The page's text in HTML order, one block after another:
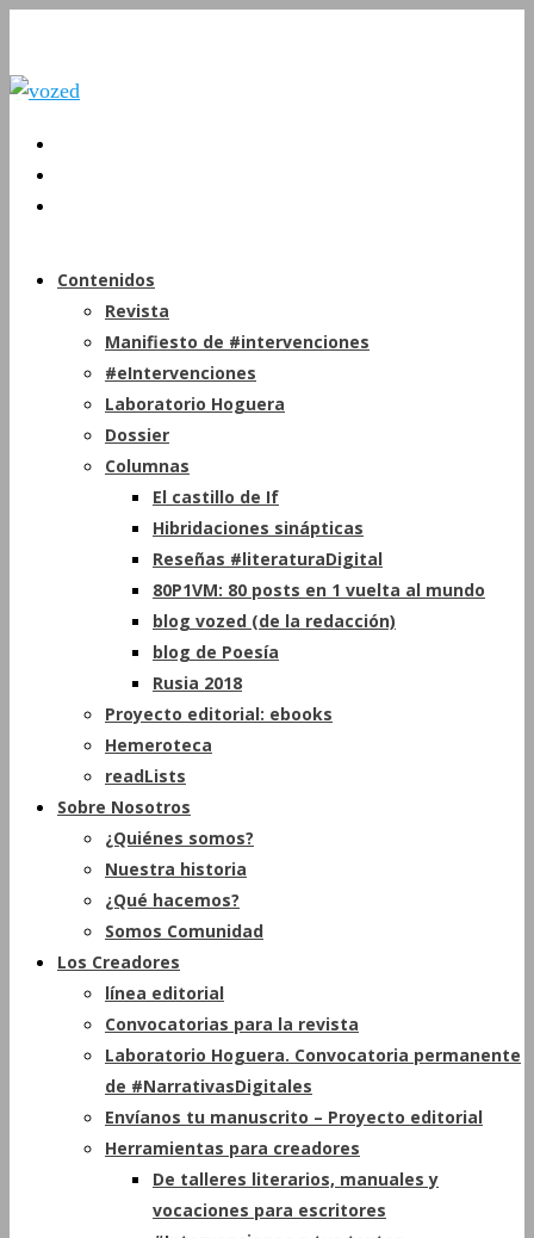
Contenidos
Revista
Manifiesto de #intervenciones
#eIntervenciones
Laboratorio Hoguera
Dossier
Columnas
El castillo de If
Hibridaciones sinápticas
Reseñas #literaturaDigital
80P1VM: 80 posts en 1 vuelta al mundo
blog vozed (de la redacción)
blog de Poesía
Rusia 2018
Proyecto editorial: ebooks
Hemeroteca
readLists
Sobre Nosotros
¿Quiénes somos?
Nuestra historia
¿Qué hacemos?
Somos Comunidad
Los Creadores
línea editorial
Convocatorias para la revista
Laboratorio Hoguera. Convocatoria permanente
de #NarrativasDigitales
Envíanos tu manuscrito – Proyecto editorial
Herramientas para creadores
De talleres literarios, manuales y
vocaciones para escritores